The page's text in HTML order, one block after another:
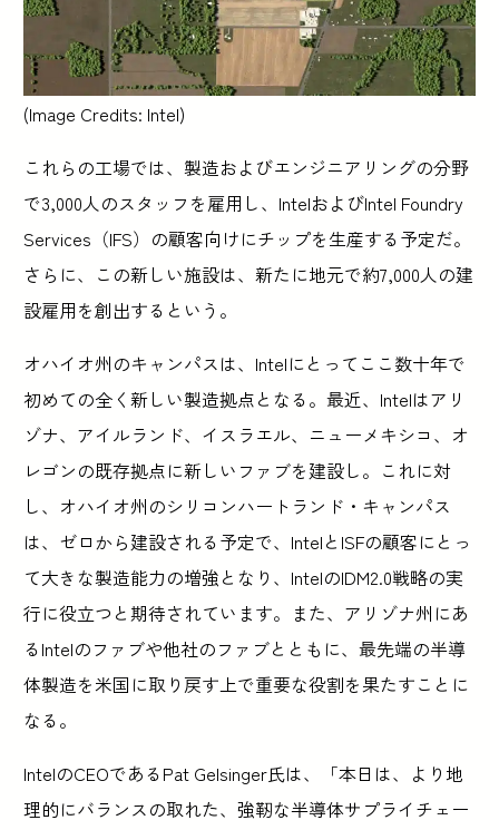
(Image Credits: Intel)
これらの工場では、製造およびエンジニアリングの分野
で3,000人のスタッフを雇用し、IntelおよびIntel Foundry
Services（IFS）の顧客向けにチップを生産する予定だ。
さらに、この新しい施設は、新たに地元で約7,000人の建
設雇用を創出するという。
オハイオ州のキャンパスは、Intelにとってここ数十年で
初めての全く新しい製造拠点となる。最近、Intelはアリ
ゾナ、アイルランド、イスラエル、ニューメキシコ、オ
レゴンの既存拠点に新しいファブを建設し。これに対
し、オハイオ州のシリコンハートランド・キャンパス
は、ゼロから建設される予定で、IntelとISFの顧客にとっ
て大きな製造能力の増強となり、IntelのIDM2.0戦略の実
行に役立つと期待されています。また、アリゾナ州にあ
るIntelのファブや他社のファブとともに、最先端の半導
体製造を米国に取り戻す上で重要な役割を果たすことに
なる。
IntelのCEOであるPat Gelsinger氏は、「本日は、より地
理的にバランスの取れた、強靭な半導体サプライチェー